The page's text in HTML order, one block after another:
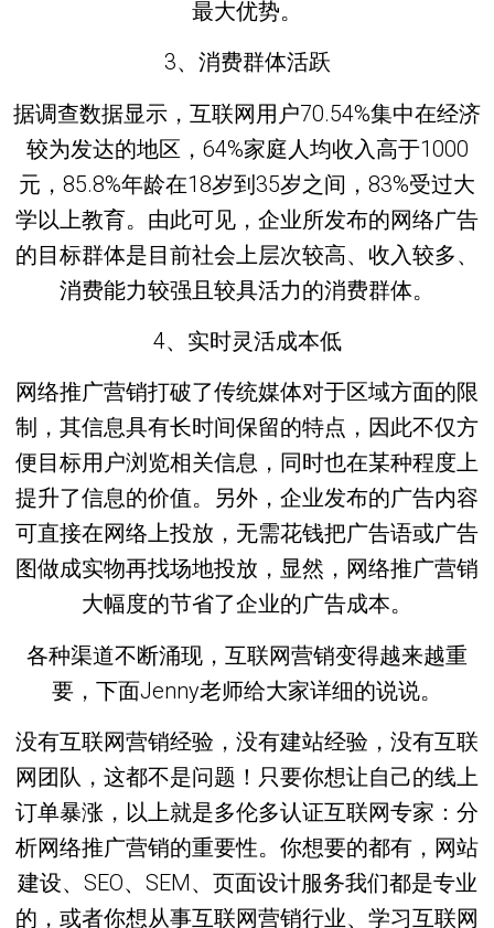
最大优势。
3、消费群体活跃
据调查数据显示，互联网用户70.54%集中在经济
较为发达的地区，64%家庭人均收入高于1000
元，85.8%年龄在18岁到35岁之间，83%受过大
学以上教育。由此可见，企业所发布的网络广告
的目标群体是目前社会上层次较高、收入较多、
消费能力较强且较具活力的消费群体。
4、实时灵活成本低
网络推广营销打破了传统媒体对于区域方面的限
制，其信息具有长时间保留的特点，因此不仅方
便目标用户浏览相关信息，同时也在某种程度上
提升了信息的价值。另外，企业发布的广告内容
可直接在网络上投放，无需花钱把广告语或广告
图做成实物再找场地投放，显然，网络推广营销
大幅度的节省了企业的广告成本。
各种渠道不断涌现，互联网营销变得越来越重
要，下面Jenny老师给大家详细的说说。
没有互联网营销经验，没有建站经验，没有互联
网团队，这都不是问题！只要你想让自己的线上
订单暴涨，以上就是多伦多认证互联网专家：分
析网络推广营销的重要性。你想要的都有，网站
建设、SEO、SEM、页面设计服务我们都是专业
的，或者你想从事互联网营销行业、学习互联网